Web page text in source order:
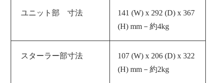
ユニット部 寸法
141 (W) x 292 (D) x 367
(H) mm－約4kg
スターラー部寸法
107 (W) x 206 (D) x 322
(H) mm－約2kg